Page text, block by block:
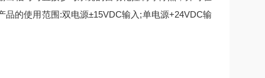
的使用范围:双电源±15VDC输入;单电源+24VDC输